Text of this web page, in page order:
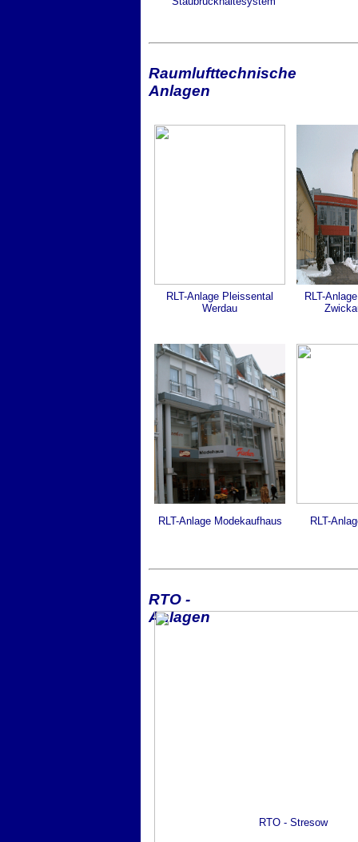
Raumlufttechnische
Anlagen
RLT-Anlage Pleissental
Werdau
RLT-
RLT-Anlage Modekaufhaus RLT-
RTO -
Anlagen
RTO - Stresow